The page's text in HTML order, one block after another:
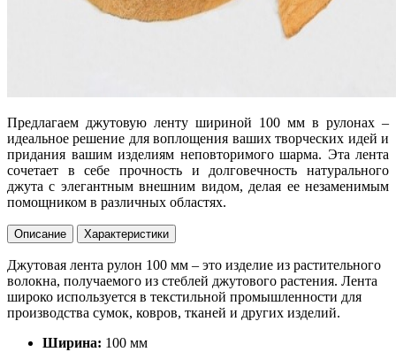
Предлагаем джутовую ленту шириной 100 мм в рулонах –
идеальное решение для воплощения ваших творческих идей и
придания вашим изделиям неповторимого шарма. Эта лента
сочетает в себе прочность и долговечность натурального
джута с элегантным внешним видом, делая ее незаменимым
помощником в различных областях.
Описание Характеристики
Джутовая лента рулон 100 мм – это изделие из растительного
волокна, получаемого из стеблей джутового растения. Лента
широко используется в текстильной промышленности для
производства сумок, ковров, тканей и других изделий.
Ширина: 100 мм